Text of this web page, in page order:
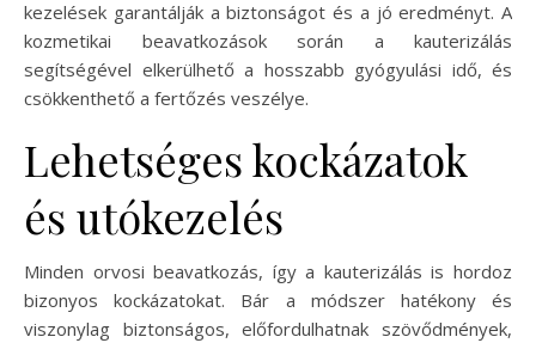
kezelések garantálják a biztonságot és a jó eredményt. A
kozmetikai beavatkozások során a kauterizálás
segítségével elkerülhető a hosszabb gyógyulási idő, és
csökkenthető a fertőzés veszélye.
Lehetséges kockázatok
és utókezelés
Minden orvosi beavatkozás, így a kauterizálás is hordoz
bizonyos kockázatokat. Bár a módszer hatékony és
viszonylag biztonságos, előfordulhatnak szövődmények,